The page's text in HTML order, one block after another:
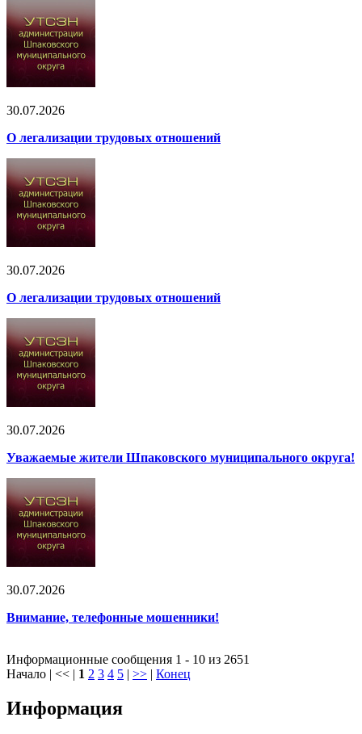
30.07.2026
О легализации трудовых отношений
30.07.2026
О легализации трудовых отношений
30.07.2026
Уважаемые жители Шпаковского муниципального округа!
30.07.2026
Внимание, телефонные мошенники!
Информационные сообщения 1 - 10 из 2651
Начало | << | 1 2 3 4 5 | >> | Конец
Информация